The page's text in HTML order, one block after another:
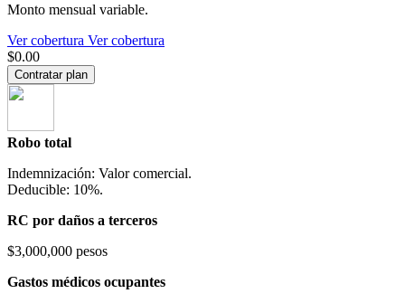
Monto mensual variable.
Ver cobertura Ver cobertura
$0.00
Contratar plan
Robo total
Indemnización: Valor comercial.
Deducible: 10%.
RC por daños a terceros
$3,000,000 pesos
Gastos médicos ocupantes